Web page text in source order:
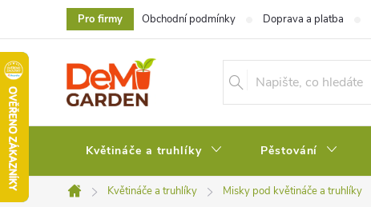
obsah
Pro firmy Obchodní podmínky Doprava a platba
Květináče a truhlíky Pěstování
Domů
Květináče a truhlíky Misky pod květináče a truhlíky